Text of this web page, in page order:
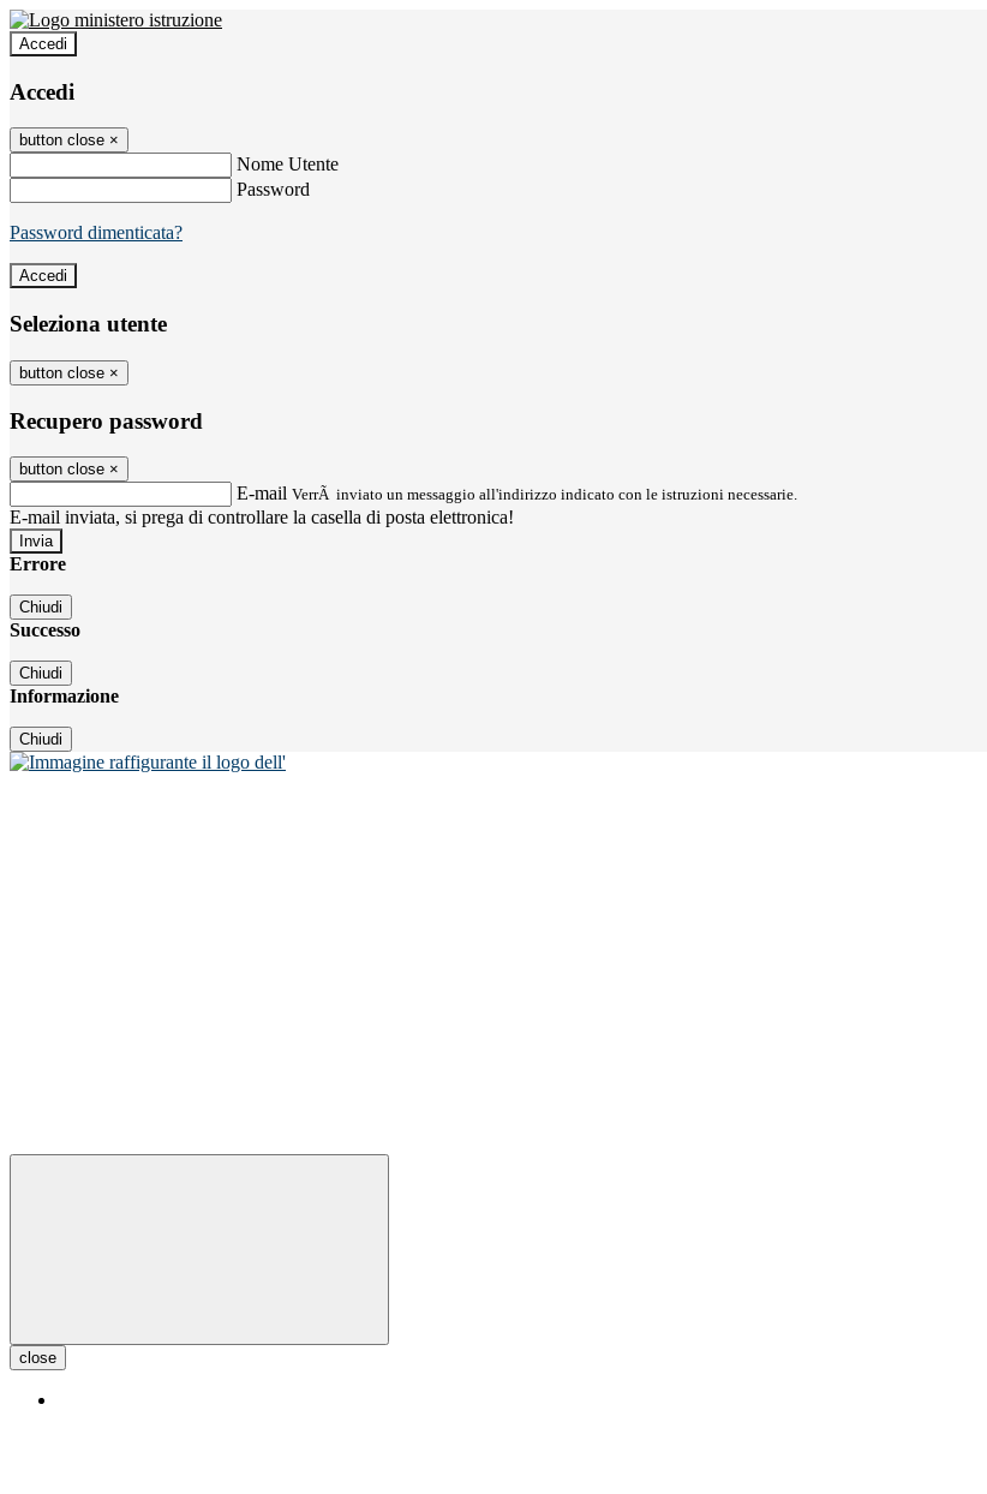
Accedi
Accedi
button close ×
Nome Utente
Password
Password dimenticata?
Seleziona utente
button close ×
Recupero password
button close ×
E-mail VerrÃ inviato un messaggio all'indirizzo indicato con le istruzioni necessarie.
E-mail inviata, si prega di controllare la casella di posta elettronica!
Errore
Chiudi
Successo
Chiudi
Informazione
Chiudi
close